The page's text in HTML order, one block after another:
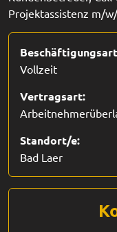
Projektassistenz m/
Vollzeit
Vertragsart:
Standort/e:
Bad Laer